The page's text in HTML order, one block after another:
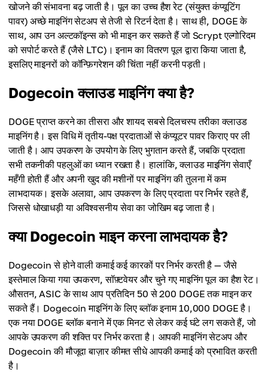
खोजने की संभावना बढ़ जाती है। पूल का उच्च हैश रेट (संयुक्त कंप्यूटिंग
पावर) अच्छे माइनिंग सेटअप से तेजी से रिटर्न देता है। साथ ही, DOGE के
साथ, आप उन अल्टकॉइन्स को भी माइन कर सकते हैं जो Scrypt एल्गोरिदम
को सपोर्ट करते हैं (जैसे LTC)। इनाम का वितरण पूल द्वारा किया जाता है,
इसलिए माइनरों को कॉन्फ़िगरेशन की चिंता नहीं करनी पड़ती।
Dogecoin क्लाउड माइनिंग क्या है?
DOGE प्राप्त करने का तीसरा और शायद सबसे दिलचस्प तरीका क्लाउड
माइनिंग है। इस विधि में तृतीय-पक्ष प्रदाताओं से कंप्यूटर पावर किराए पर ली
जाती है। आप उपकरण के उपयोग के लिए भुगतान करते हैं, जबकि प्रदाता
सभी तकनीकी पहलुओं का ध्यान रखता है। हालांकि, क्लाउड माइनिंग सेवाएँ
महँगी होती हैं और अपनी खुद की मशीनों पर माइनिंग की तुलना में कम
लाभदायक। इसके अलावा, आप उपकरण के लिए प्रदाता पर निर्भर रहते हैं,
जिससे धोखाधड़ी या अविश्वसनीय सेवा का जोखिम बढ़ जाता है।
क्या Dogecoin माइन करना लाभदायक है?
Dogecoin से होने वाली कमाई कई कारकों पर निर्भर करती है — जैसे
इस्तेमाल किया गया उपकरण, सॉफ़्टवेयर और चुने गए माइनिंग पूल का हैश रेट।
औसतन, ASIC के साथ आप प्रतिदिन 50 से 200 DOGE तक माइन कर
सकते हैं। Dogecoin माइनिंग के लिए ब्लॉक इनाम 10,000 DOGE है।
एक नया DOGE ब्लॉक बनाने में एक मिनट से लेकर कई घंटे लग सकते हैं, जो
आपके उपकरण की शक्ति पर निर्भर करता है। आपकी माइनिंग सेटअप और
Dogecoin की मौजूदा बाज़ार कीमत सीधे आपकी कमाई को प्रभावित करती
है।